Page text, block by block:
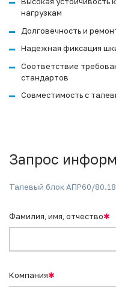
нагрузкам
Долговечность и
Надежная фиксация
Соответствие
стандартов
Совместимость с
Запрос
Талевый блок АПР60/
Фамилия, имя, отчество✱
Компания✱